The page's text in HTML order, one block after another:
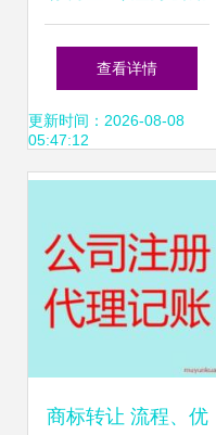
品商标转让13年，
助力品牌价值提升
查看详情
更新时间：2026-08-08
05:47:12
商标转让 流程、优